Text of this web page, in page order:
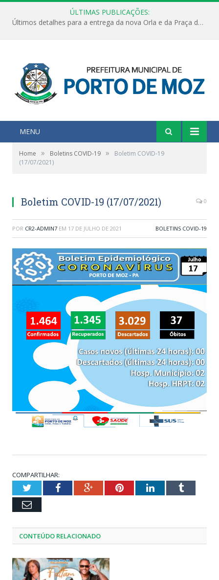
ÚLTIMAS PUBLICAÇÕES:
Últimos detalhes para a entrega da nova Orla e da Praça do Praião
MENU
Home » Boletins COVID-19 »
Boletim COVID-19
(17/07/2021)
Boletim COVID-19 (17/07/2021) 0
POR CR2-ADMIN7 EM 17 DE JULHO DE 2021 BOLETINS COVID-19
COMPARTILHAR:
TwitterFacebookGoogle+PinterestLinkedInTumblr
Email
CONTEÚDO RELACIONADO